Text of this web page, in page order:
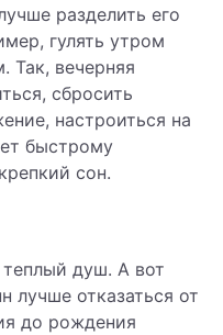
разделить его
гулять утром
Так, вечерняя
сбросить
настроиться на
быстрому
сон.
душ. А вот
лучше отказаться от
до рождения